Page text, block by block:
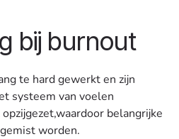
bij burnout
te hard gewerkt en zijn
systeem van voelen
belangrijke
worden.